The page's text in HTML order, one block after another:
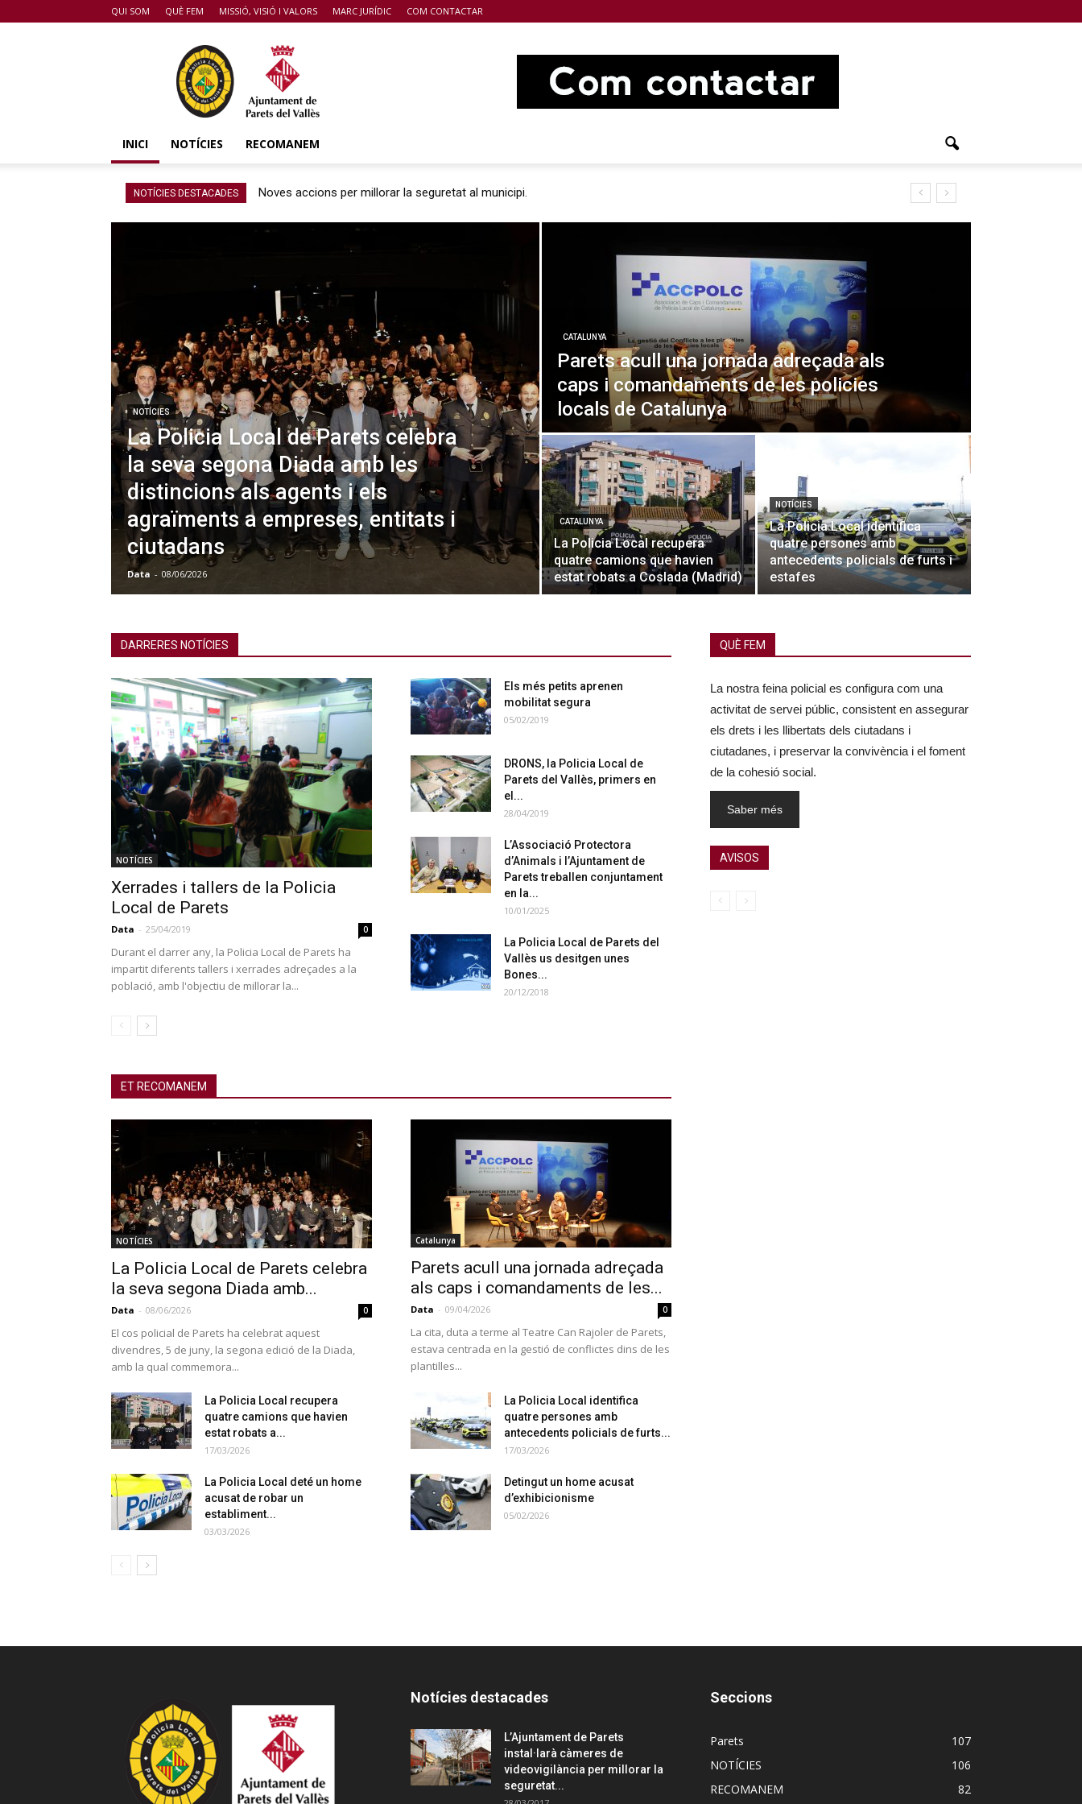
QUI SOM QUÈ FEM MISSIÓ, VISIÓ I VALORS MARC JURÍDIC COM CONTACTAR
POLICIA
PARETS
VALLÈS
INICI NOTÍCIES RECOMANEM
NOTÍCIES DESTACADES Noves accions per millorar la seguretat al municipi.
NOTÍCIES
La Policia Local de Parets celebra
la seva segona Diada amb les
distincions als agents i els
agraïments a empreses, entitats i
ciutadans
Data - 08/06/2026
CATALUNYA
Parets acull una jornada adreçada als
caps i comandaments de les policies
locals de Catalunya
CATALUNYA
La Policia Local recupera
quatre camions que havien
estat robats a Coslada (Madrid)
NOTÍCIES
La Policia Local identifica
quatre persones amb
antecedents policials de furts i
estafes
DARRERES NOTÍCIES
NOTÍCIES
Xerrades i tallers de la Policia
Local de Parets
Data - 25/04/2019 0
Durant el darrer any, la Policia Local de Parets ha
impartit diferents tallers i xerrades adreçades a la
població, amb l'objectiu de millorar la...
Els més petits aprenen
mobilitat segura
05/02/2019
DRONS, la Policia Local de
Parets del Vallès, primers en
el...
28/04/2019
L’Associació Protectora
d’Animals i l’Ajuntament de
Parets treballen conjuntament
en la...
10/01/2025
La Policia Local de Parets del
Vallès us desitgen unes
Bones...
20/12/2018
ET RECOMANEM
NOTÍCIES
La Policia Local de Parets celebra
la seva segona Diada amb...
Data - 08/06/2026 0
El cos policial de Parets ha celebrat aquest
divendres, 5 de juny, la segona edició de la Diada,
amb la qual commemora...
Catalunya
Parets acull una jornada adreçada
als caps i comandaments de les...
Data - 09/04/2026 0
La cita, duta a terme al Teatre Can Rajoler de Parets,
estava centrada en la gestió de conflictes dins de les
plantilles...
La Policia Local recupera
quatre camions que havien
estat robats a...
17/03/2026
La Policia Local identifica
quatre persones amb
antecedents policials de furts...
17/03/2026
La Policia Local deté un home
acusat de robar un
establiment...
03/03/2026
Detingut un home acusat
d’exhibicionisme
05/02/2026
QUÈ FEM
La nostra feina policial es configura com una
activitat de servei públic, consistent en assegurar
els drets i les llibertats dels ciutadans i
ciutadanes, i preservar la convivència i el foment
de la cohesió social.
Saber més
AVISOS
Notícies destacades
L’Ajuntament de Parets
instal·larà càmeres de
videovigilància per millorar la
seguretat...
Seccions
Parets
107
NOTÍCIES
106
RECOMANEM
82